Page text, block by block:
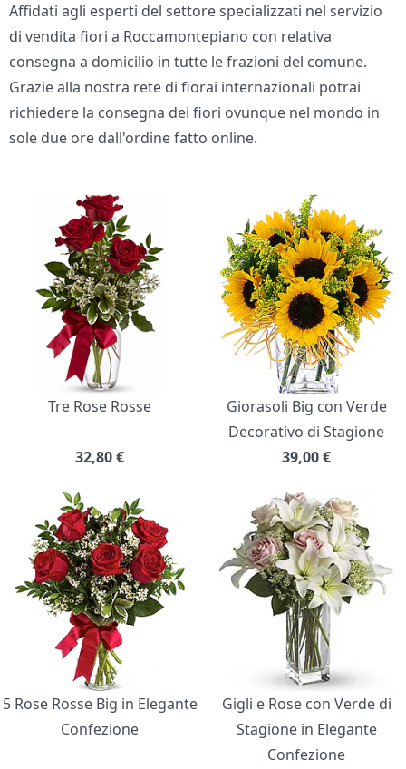
Affidati agli esperti del settore specializzati nel servizio
di vendita fiori a Roccamontepiano con relativa
consegna a domicilio in tutte le frazioni del comune.
Grazie alla nostra rete di fiorai internazionali potrai
richiedere la consegna dei fiori ovunque nel mondo in
sole due ore dall'ordine fatto online.
Bouquet di fiori
Tre Rose Rosse
32,80€
Giorasoli Big con Verde
Decorativo di Stagione
39,00€
5 Rose Rosse Big in Elegante
Confezione
Gigli e Rose con Verde di
Stagione in Elegante
Confezione